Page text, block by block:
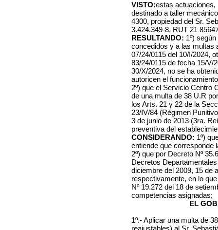
VISTO:estas actuaciones,
destinado a taller
4300, propiedad del Sr.
3.424.349-8, RUT 21
RESULTANDO: 1º)
concedidos y a las multas
07/24/0115 del 10/I/2024,
83/24/0115 de fecha 15/V/
30/X/2024, no se ha
autoricen el
2º) que el Servicio Centro
de una multa de 38 U.R
los Arts. 21 y 22 de la
23/IV/84 (Régimen
3 de junio de 2013 (3ra.
preventiva del
CONSIDERANDO: 1º)
entiende que corresponde
2º) que por Decreto Nº
Decretos
diciembre del 2009, 15 de
respectivamente, en lo
Nº 19.272 del 18 de
competencias asignadas;
EL
1º.- Aplicar una multa de
reajustables) al Sr.